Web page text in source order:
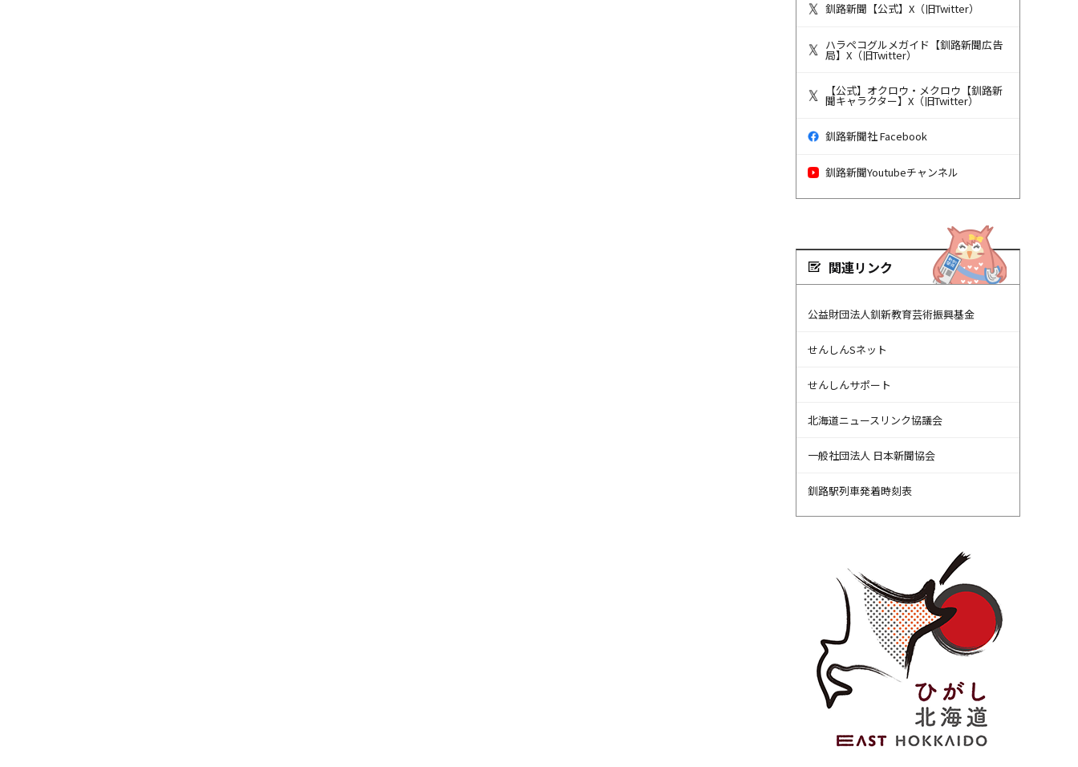
釧路新聞【公式】X（旧Twitter）
ハラペコグルメガイド【釧路新聞広告
局】X（旧Twitter）
【公式】オクロウ・メクロウ【釧路新
聞キャラクター】X（旧Twitter）
釧路新聞社 Facebook
釧路新聞Youtubeチャンネル
関連リンク
公益財団法人釧新教育芸術振興基金
せんしんSネット
せんしんサポート
北海道ニュースリンク協議会
一般社団法人 日本新聞協会
釧路駅列車発着時刻表